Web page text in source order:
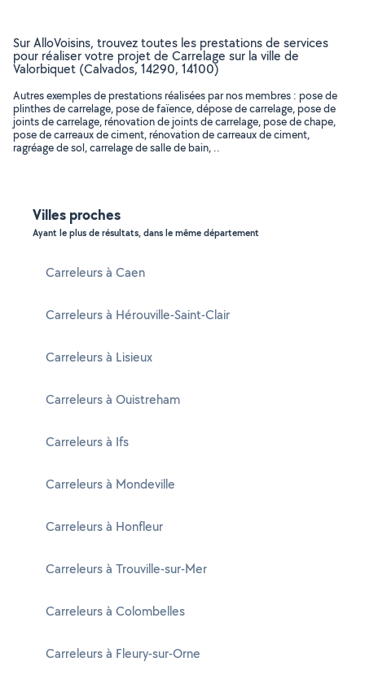
Sur AlloVoisins, trouvez toutes les prestations de services
pour réaliser votre projet de Carrelage sur la ville de
Valorbiquet (Calvados, 14290, 14100)
Autres exemples de prestations réalisées par nos membres : pose de
plinthes de carrelage, pose de faïence, dépose de carrelage, pose de
joints de carrelage, rénovation de joints de carrelage, pose de chape,
pose de carreaux de ciment, rénovation de carreaux de ciment,
ragréage de sol, carrelage de salle de bain, ..
Villes proches
Ayant le plus de résultats, dans le même département
Carreleurs à Caen
Carreleurs à Hérouville-Saint-Clair
Carreleurs à Lisieux
Carreleurs à Ouistreham
Carreleurs à Ifs
Carreleurs à Mondeville
Carreleurs à Honfleur
Carreleurs à Trouville-sur-Mer
Carreleurs à Colombelles
Carreleurs à Fleury-sur-Orne